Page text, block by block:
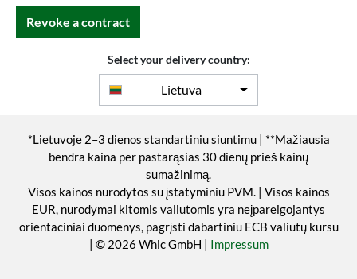
Revoke a contract
Select your delivery country:
Lietuva
*Lietuvoje 2–3 dienos standartiniu siuntimu | **Mažiausia
bendra kaina per pastarąsias 30 dienų prieš kainų
sumažinimą.
Visos kainos nurodytos su įstatyminiu PVM. | Visos kainos
EUR, nurodymai kitomis valiutomis yra neįpareigojantys
orientaciniai duomenys, pagrįsti dabartiniu ECB valiutų kursu
| © 2026 Whic GmbH | Impressum